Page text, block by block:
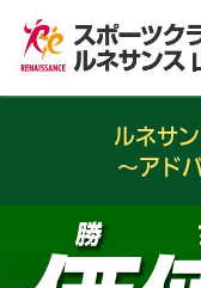
ルネサ
～アド